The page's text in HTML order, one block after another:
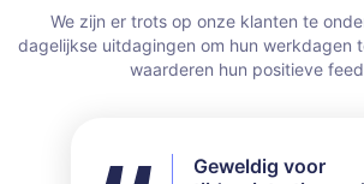
We zijn er trots op onze klanten te
dagelijkse uitdagingen om hun werkdagen
waarderen hun positieve
Geweldig voor
Ik heb niet alle
Ik heb dit zowel met